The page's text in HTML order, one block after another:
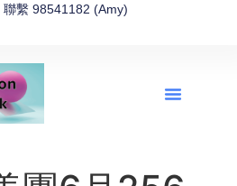
繫 98541182 (Amy)